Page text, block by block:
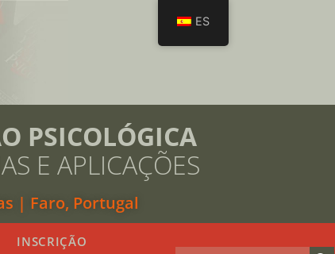
PSICOLÓGICA
E APLICAÇÕES
| Faro, Portugal
INSCRIÇÃO
ES